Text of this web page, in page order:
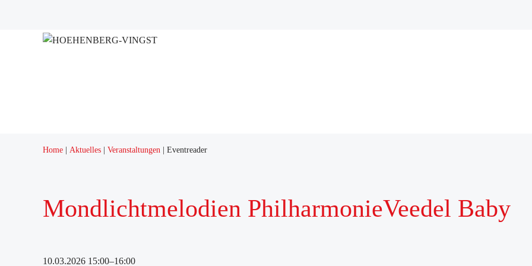
Home Aktuelles Veranstaltungen Eventreader
Mondlichtmelodien PhilharmonieVeedel Baby
10.03.2026 15:00–16:00